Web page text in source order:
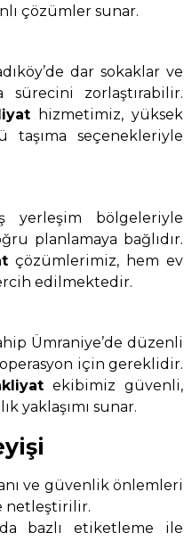
çözümler sunar.
dar sokaklar ve
sürecini zorlaştırabilir.
hizmetimiz, yüksek
taşıma seçenekleriyle
yerleşim bölgeleriyle
planlamaya bağlıdır.
çözümlerimiz, hem ev
edilmektedir.
Ümraniye’de düzenli
operasyon için gereklidir.
ekibimiz güvenli,
yaklaşımı sunar.
ve güvenlik önlemleri
netleştirilir.
bazlı etiketleme ile